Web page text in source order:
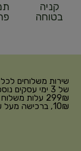
קניה
בטוחה
של 3 ימי
10₪, ברכישה מעל 600₪ עלות משלוח חינם